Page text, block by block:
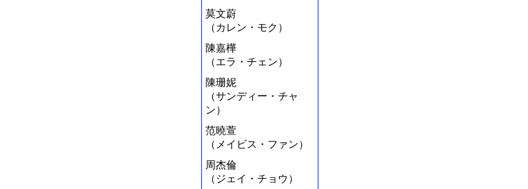
莫文蔚
（カレン・モク）
陳嘉樺
（エラ・チェン）
陳珊妮
（サンディー・チャ
ン）
范曉萱
（メイビス・ファン）
周杰倫
（ジェイ・チョウ）